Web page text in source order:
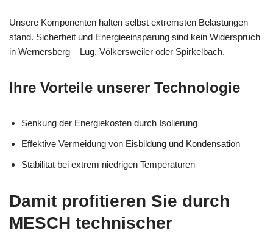
Unsere Komponenten halten selbst extremsten Belastungen
stand. Sicherheit und Energieeinsparung sind kein Widerspruch
in Wernersberg – Lug, Völkersweiler oder Spirkelbach.
Ihre Vorteile unserer Technologie
Senkung der Energiekosten durch Isolierung
Effektive Vermeidung von Eisbildung und Kondensation
Stabilität bei extrem niedrigen Temperaturen
Damit profitieren Sie durch
MESCH technischer